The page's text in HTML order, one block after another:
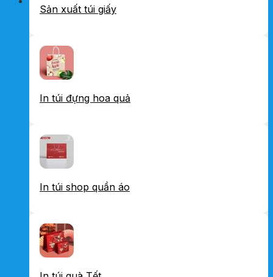
Sản xuất túi giấy
In túi đựng hoa quả
In túi shop quần áo